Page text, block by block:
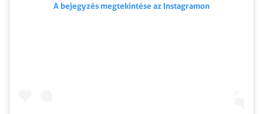
A bejegyzés megtekintése az Instagramon